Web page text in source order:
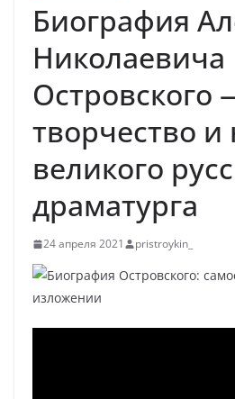
Биография
Николаевича
Островского
творчество и
великого
драматурга
24 апреля 2021 pristroykin_